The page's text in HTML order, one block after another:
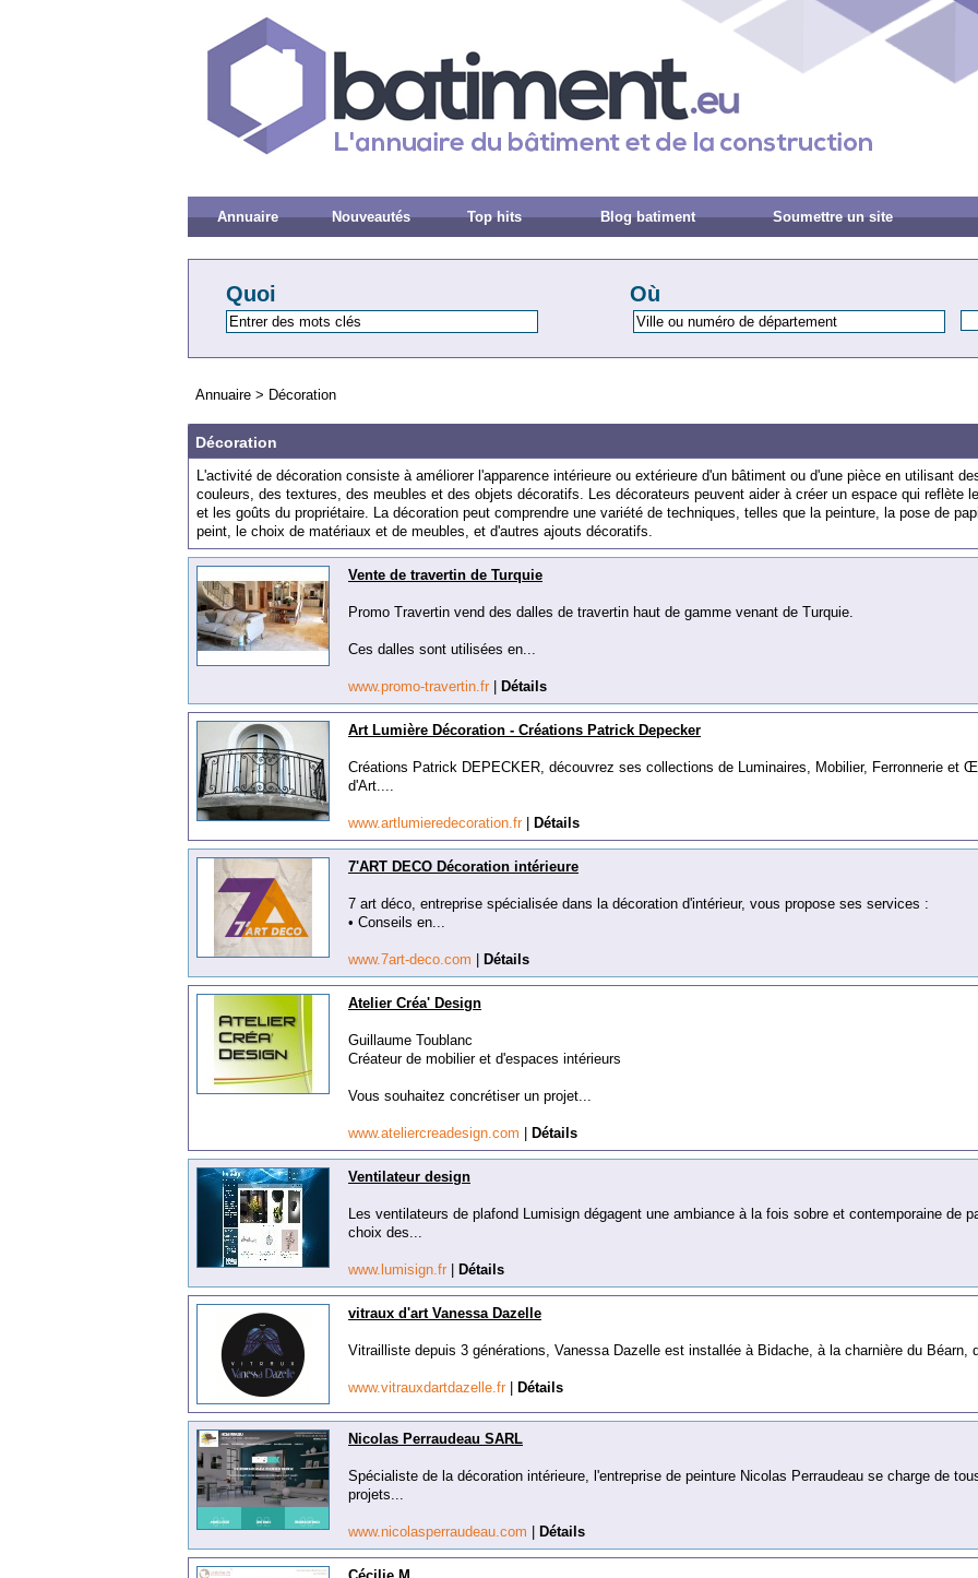
Annuaire Nouveautés Top hits Blog batiment Soumettre un site
Quoi Où
Annuaire > Décoration
Décoration
L'activité de décoration consiste àamé liorerl 'apparence intérieure ou extérieure d'un bâtiment ou d'une pièce en util isant
cou leurs, des textures, des meub les et des objets décoratifs. Les décorateurs peuvent aideràcréerun espace qui ref ète le
et les goûts du propriétaire. Ladécoration peut comprendre une variété de techniques, tell es que lapeinture, lapose de pap
peint, le choix de matériaux et de meub les, et d'autres ajouts décoratifs.
Vente de travertin de Turquie
Promo Travertin vend des dalles de travertin haut de gamme venant de Turquie.
Ces dalles sont utilisées en...
www.promo-travertin.fr Détails
Art Lumière Décoration - Créations Patrick Depecker
Créations Patrick DEPECKER, découvrez ses collections de Luminaires, Mobilier, Ferronnerie et
d'Art....
www.artlumieredecoration.fr Détails
7'ART DECO Décoration intérieure
7 art déco, entreprise spécialisée dans la décoration d'intérieur, vous propose ses services :
• Conseils en...
www.7art-deco.com Détails
Atelier Créa' Design
Guillaume Toublanc
Créateur de mobilier et d'espaces intérieurs
Vous souhaitez concrétiser un projet...
www.ateliercreadesign.com Détails
Ventilateur design
Les ventilateurs de plafond Lumisign dégagent une ambiance à la fois sobre et contemporaine de
choix des...
www.lumisign.fr Détails
vitraux d'art Vanessa Dazelle
Vitrailliste depuis 3 générations, Vanessa Dazelle est installée à Bidache, à la charnière du Béarn,
www.vitrauxdartdazelle.fr Détails
Nicolas Perraudeau SARL
Spécialiste de la décoration intérieure, l'entreprise de peinture Nicolas Perraudeau se charge de
projets...
www.nicolasperraudeau.com Détails